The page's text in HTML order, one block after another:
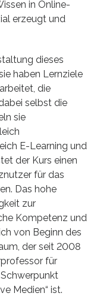
in Online-
erzeugt und
dieses
haben Lernziele
die
selbst die
sie
E-Learning und
der Kurs einen
für das
Das hohe
zur
Kompetenz und
von Beginn des
der seit 2008
für
Medien“ ist.